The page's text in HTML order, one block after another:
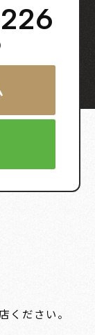
ください。